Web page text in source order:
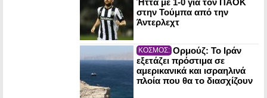
στην Τούμπα από την
Άντερλεχτ
ΚΟΣΜΟΣ: Ορμούζ: Το Ιράν
εξετάζει πρόστιμα σε
αμερικανικά και ισραηλινά
πλοία που θα το διασχίζουν